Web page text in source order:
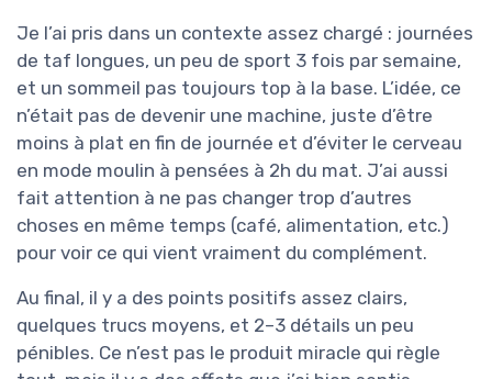
Je l’ai pris dans un contexte assez chargé : journées
de taf longues, un peu de sport 3 fois par semaine,
et un sommeil pas toujours top à la base. L’idée, ce
n’était pas de devenir une machine, juste d’être
moins à plat en fin de journée et d’éviter le cerveau
en mode moulin à pensées à 2h du mat. J’ai aussi
fait attention à ne pas changer trop d’autres
choses en même temps (café, alimentation, etc.)
pour voir ce qui vient vraiment du complément.
Au final, il y a des points positifs assez clairs,
quelques trucs moyens, et 2–3 détails un peu
pénibles. Ce n’est pas le produit miracle qui règle